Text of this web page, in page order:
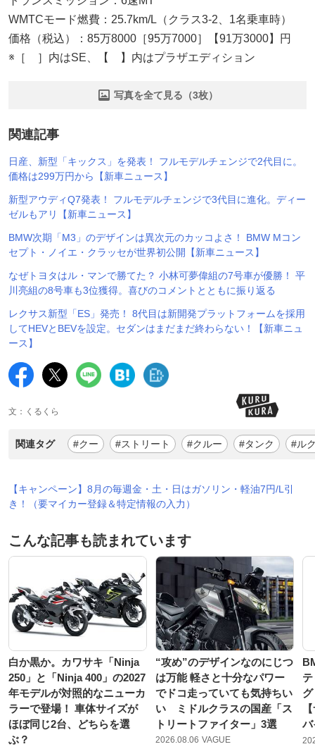
WMTCモード燃費：25.7km/L（クラス3-2、1名乗車時）
価格（税込）：85万8000［95万7000］【91万3000】円
※［ ］内はSE、【 】内はプラザエディション
写真を全て見る（3枚）
関連記事
日産、新型「キックス」を発表！ フルモデルチェンジで2代目に。
価格は299万円から【新車ニュース】
新型アウディQ7発表！ フルモデルチェンジで3代目に進化。ディー
ゼルもアリ【新車ニュース】
BMW次期「M3」のデザインは異次元のカッコよさ！ BMW Mコン
セプト・ノイエ・クラッセが世界初公開【新車ニュース】
なぜトヨタはル・マンで勝てた？ 小林可夢偉組の7号車が優勝！ 平
川亮組の8号車も3位獲得。喜びのコメントとともに振り返る
レクサス新型「ES」発売！ 8代目は新開発プラットフォームを採用
してHEVとBEVを設定。セダンはまだまだ終わらない！【新車ニュ
ース】
文：くるくら
関連タグ #クー #ストリート #クルー #タンク #ル
【キャンペーン】8月の毎週金・土・日はガソリン・軽油7円/L引
き！（要マイカー登録＆特定情報の入力）
こんな記事も読まれています
白か黒か。カワサキ「Ninja
250」と「Ninja 400」の2027
年モデルが対照的なニューカ
ラーで登場！ 車体サイズが
ほぼ同じ2台、どちらを選
ぶ？
“攻め”のデザインなのにじつ
は万能 軽さと十分なパワー
でドコ走っていても気持ちい
い ミドルクラスの国産「ス
トリートファイター」3選
2026.08.06 VAGUE
バ